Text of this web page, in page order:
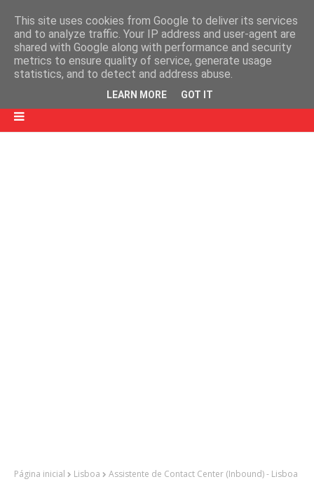
Página inicial Lisboa Assistente de Contact Center (Inbound) - Lisboa
This site uses cookies from Google to deliver its services
and to analyze traffic. Your IP address and user-agent are
shared with Google along with performance and security
metrics to ensure quality of service, generate usage
statistics, and to detect and address abuse.
LEARN MORE GOT IT